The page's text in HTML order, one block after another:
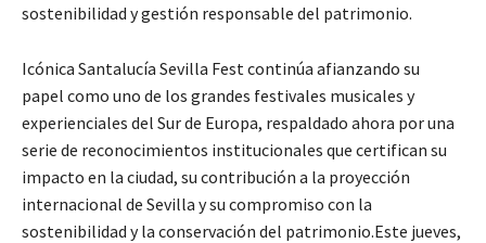
sostenibilidad y gestión responsable del patrimonio.
Icónica Santalucía Sevilla Fest continúa afianzando su
papel como uno de los grandes festivales musicales y
experienciales del Sur de Europa, respaldado ahora por una
serie de reconocimientos institucionales que certifican su
impacto en la ciudad, su contribución a la proyección
internacional de Sevilla y su compromiso con la
sostenibilidad y la conservación del patrimonio.Este jueves,